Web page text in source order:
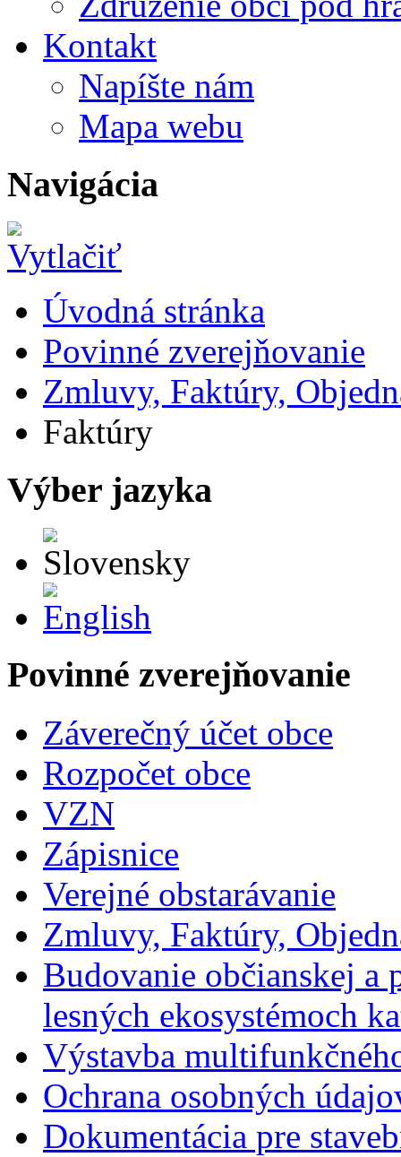
Kontakt
Napíšte nám
Mapa webu
Navigácia
Úvodná stránka
Povinné zverejňovanie
Zmluvy, Faktúry,
Faktúry
Výber jazyka
Povinné zverejňovanie
Záverečný účet obce
Rozpočet obce
VZN
Zápisnice
Verejné obstarávanie
Zmluvy, Faktúry,
Budovanie občianskej a
lesných ekosystémoch
Výstavba
Ochrana osobných
Dokumentácia pre